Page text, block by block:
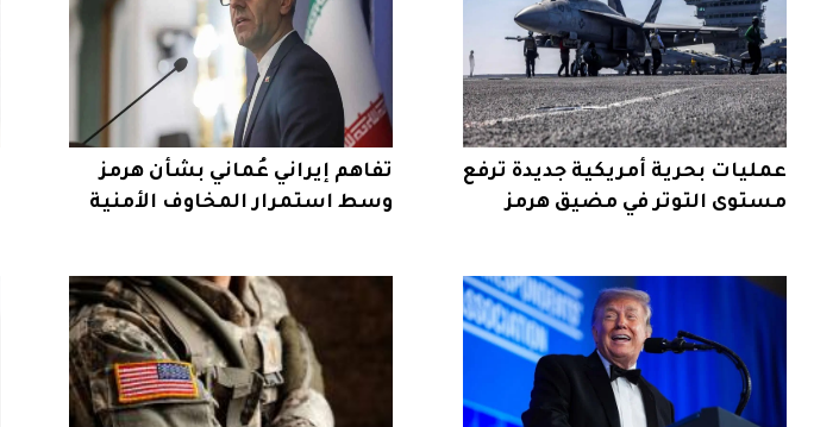
عمليات بحرية أمريكية جديدة ترفع
مستوى التوتر في مضيق هرمز
تفاهم إيراني عُماني بشأن هرمز
وسط استمرار المخاوف الأمنية